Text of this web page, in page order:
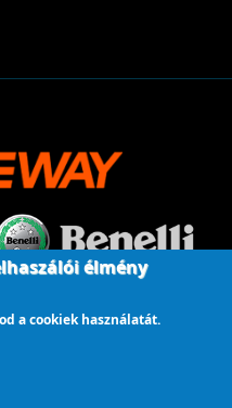
élmény
a cookiek használatát.